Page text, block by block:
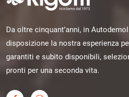
Da oltre cinquant’anni, in
disposizione la nostra esperienza
garantiti e subito disponibili,
pronti per una seconda vita.